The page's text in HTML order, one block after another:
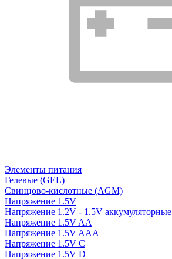
Элементы питания
Гелевые (GEL)
Свинцово-кислотные (AGM)
Напряжение 1.5V
Напряжение 1.2V - 1.5V аккумуляторные
Напряжение 1.5V AA
Напряжение 1.5V AAA
Напряжение 1.5V C
Напряжение 1.5V D